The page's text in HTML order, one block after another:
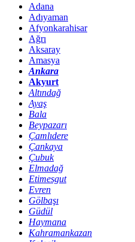
Adana
Adıyaman
Afyonkarahisar
Ağrı
Aksaray
Amasya
Ankara
Akyurt
Altındağ
Ayaş
Bala
Beypazarı
Çamlıdere
Çankaya
Çubuk
Elmadağ
Etimesgut
Evren
Gölbaşı
Güdül
Haymana
Kahramankazan